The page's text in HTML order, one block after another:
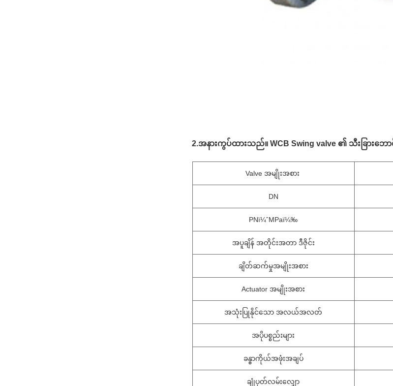
2.အနားကွပ်ထားသည်။ WCB Swing valve ၏ သီးခြားဘော
Valve အမျိုးအစား
DN
PNï¼ˆMPaï¼‰
အပူချိန် အတိုင်းအတာ ဒီဇိုင်း
ချိတ်ဆက်မှုအမျိုးအစား
Actuator အမျိုးအစား
အသုံးပြုနိုင်သော အလယ်အလတ်
အပိုပစ္စည်းများ
ခန္ဓာကိုယ်အဖုံးအချပ်
ချုံပုတ်လမ်းလျှော